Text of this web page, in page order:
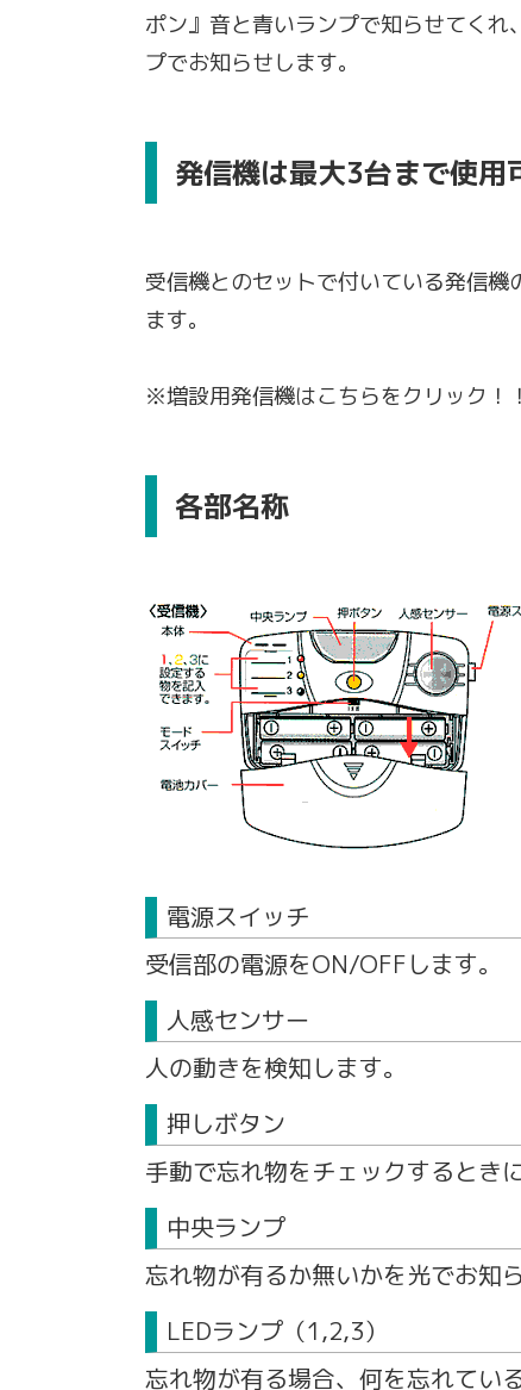
ポン』音と青いランプで知らせてく
プでお知らせします。
発信機は最大3台まで使用
受信機とのセットで付いている発信
ます。
※増設用発信機はこちらをクリック ！！
各部名称
電源スイッチ
受信部の電源をON/OFFします。
人感センサー
人の動きを検知します。
押しボタン
手動で忘れ物をチェックするとき
中央ランプ
忘れ物が有るか無いかを光でお知
LEDランプ（1,2,3）
忘れ物が有る場合、何を忘れてい